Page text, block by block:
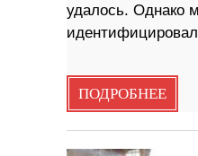
удалось. Однако
ПОДРОБНЕЕ